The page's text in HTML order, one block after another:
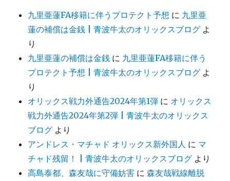
九里亜蓮FA移籍に伴うプロテクト予想 に 九里亜
蓮の補償は金銭 | 青波牛太のオリックスブログ よ
り
九里亜蓮の補償は金銭 に 九里亜蓮FA移籍に伴う
プロテクト予想 | 青波牛太のオリックスブログ よ
り
オリックス戦力外通告2024年第1弾 に オリックス
戦力外通告2024年第2弾 | 青波牛太のオリックス
ブログ より
アンドレス・マチャド オリックス新外国人 に マ
チャド残留！ | 青波牛太のオリックスブログ より
高島泰都、森友哉に守備妨害 に森友哉戦線離脱